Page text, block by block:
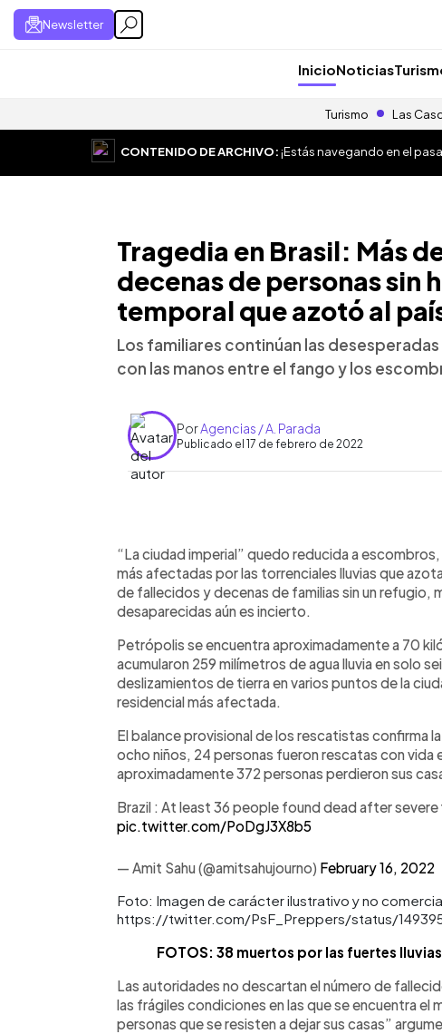
Newsletter
InicioNoticias
Turismo Las
CONTENIDO DE ARCHIVO:¡Estás navegando en el
Tragedia en Brasil: Más
decenas de personas sin
temporal que azotó al
Los familiares continúan las
con las manos entre el fango y los
PorAgencias / A. Parada
Publicado el 17 de febrero de 2022
► Escuchar artículo
“La ciudad imperial” quedo reducida a
más afectadas por las torrenciales lluvias que
de fallecidos y decenas de familias sin un refugio,
desaparecidas aún es incierto.
Petrópolis se encuentra aproximadamente a 70
acumularon 259 milímetros de agua lluvia en solo
deslizamientos de tierra en varios puntos de la
residencial más afectada.
El balance provisional de los rescatistas confirma
ocho niños, 24 personas fueron rescatas con vida
aproximadamente 372 personas perdieron sus
Brazil : At least 36 people found dead after
pic.twitter.com/PoDgJ3X8b5
— Amit Sahu (@amitsahujourno) February 16, 2022
Foto: Imagen de carácter ilustrativo y no
https://twitter.com/PsF_Preppers/status/
FOTOS: 38 muertos por las fuertes
Las autoridades no descartan el número de
las frágiles condiciones en las que se encuentra el
personas que se resisten a dejar sus casas”